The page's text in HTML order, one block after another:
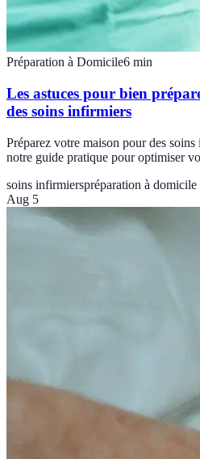
Préparation à Domicile6 min
Les astuces pour bien
des soins infirmiers
Préparez votre maison pour des
notre guide pratique pour optimiser
soins infirmierspréparation à domicile
Aug 5